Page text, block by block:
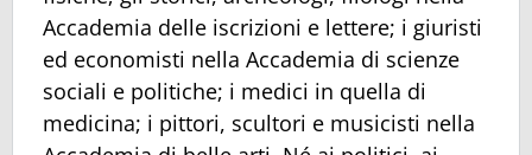
Accademia delle iscrizioni e lettere; i giuristi
ed economisti nella Accademia di scienze
sociali e politiche; i medici in quella di
medicina; i pittori, scultori e musicisti nella